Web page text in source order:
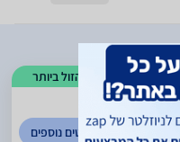
הזול ביותר
לפרטים נוספים